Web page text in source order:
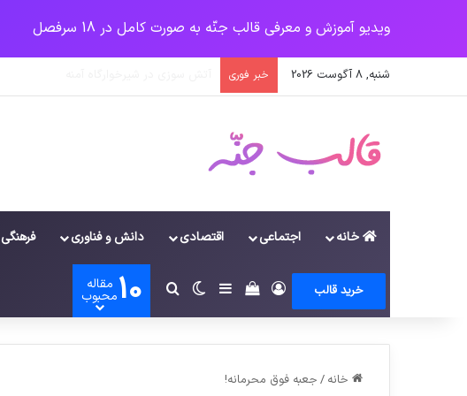
ویدیو آموزش و معرفی قالب جنّه به صورت کامل در 18 سرفصل
شنبه, 8 آگوست 2026 خبر فوری
خانه اجتماعی اقتصادی دانش و فناوری فرهنگی
خرید قالب وروددیدن سبد خرید
سایدبارتغییر پوسته
جستجو برای
10 مقاله
محبوب
خانه / جعبه فوق محرمانه!